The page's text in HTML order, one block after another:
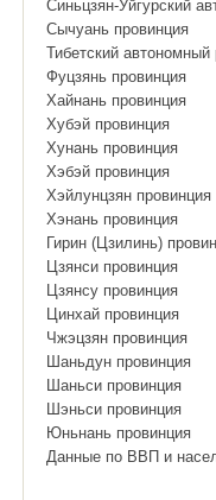
Синьцзян-Уйгурский
Сычуань провинция
Тибетский автономный
Фуцзянь провинция
Хайнань провинция
Хубэй провинция
Хунань провинция
Хэбэй провинция
Хэйлунцзян провинция
Хэнань провинция
Гирин (Цзилинь)
Цзянси провинция
Цзянсу провинция
Цинхай провинция
Чжэцзян провинция
Шаньдун провинция
Шаньси провинция
Шэньси провинция
Юньнань провинция
Данные по ВВП и